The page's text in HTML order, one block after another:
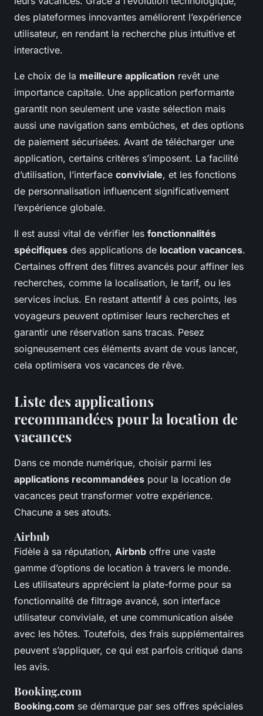
des plateformes innovantes améliorent l’expérience
utilisateur, en rendant la recherche plus intuitive et
interactive.
Le choix de la meilleure application revêt une
importance capitale. Une application performante
garantit non seulement une vaste sélection mais
aussi une navigation sans embûches, et des options
de paiement sécurisées. Avant de télécharger une
application, certains critères s’imposent. La facilité
d’utilisation, l’interface conviviale, et les fonctions
de personnalisation influencent significativement
l’expérience globale.
Il est aussi vital de vérifier les fonctionnalités
spécifiques des applications de location vacances.
Certaines offrent des filtres avancés pour affiner les
recherches, comme la localisation, le tarif, ou les
services inclus. En restant attentif à ces points, les
voyageurs peuvent optimiser leurs recherches et
garantir une réservation sans tracas. Pesez
soigneusement ces éléments avant de vous lancer,
cela optimisera vos vacances de rêve.
Liste des applications
recommandées pour la location de
vacances
Dans ce monde numérique, choisir parmi les
applications recommandées pour la location de
vacances peut transformer votre expérience.
Chacune a ses atouts.
Airbnb
Fidèle à sa réputation, Airbnb offre une vaste
gamme d’options de location à travers le monde.
Les utilisateurs apprécient la plate-forme pour sa
fonctionnalité de filtrage avancé, son interface
utilisateur conviviale, et une communication aisée
avec les hôtes. Toutefois, des frais supplémentaires
peuvent s’appliquer, ce qui est parfois critiqué dans
les avis.
Booking.com
Booking.com se démarque par ses offres spéciales